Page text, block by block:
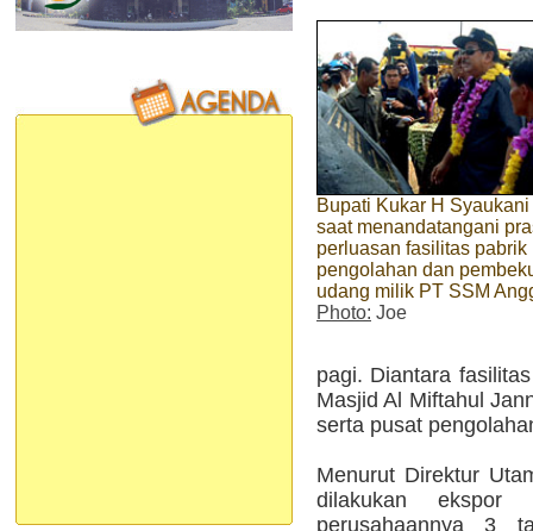
Bupati Kukar H
saat menandatangani
perluasan fasilitas pabrik
pengolahan dan
udang milik PT SSM
Photo: Joe
pagi. Diantara
Masjid Al Miftahul
serta pusat
Menurut Direktur
dilakukan
perusahaannya 3